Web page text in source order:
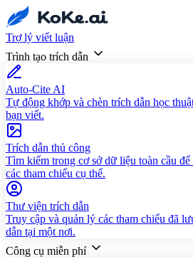
Trợ lý viết luận
Trình tạo trích dẫn
Auto-Cite AI
Tự động khớp và chèn trích dẫn học
bạn viết.
Trích dẫn thủ công
Tìm kiếm trong cơ sở dữ liệu toàn cầu
các tham chiếu cụ thể.
Thư viện trích dẫn
Truy cập và quản lý các tham chiếu đã
dẫn tại một nơi.
Công cụ miễn phí